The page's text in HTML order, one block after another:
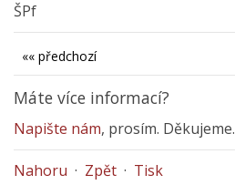
ŠPf
«« předchozí
Máte více informací?
Napište nám, prosím. Děkujeme.
Nahoru · Zpět · Tisk